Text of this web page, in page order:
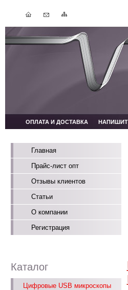
ОПЛАТА И ДОСТАВКА
Главная
Прайс-лист опт
Отзывы клиентов
Статьи
О компании
Регистрация
Каталог
Цифровые USB микроскопы